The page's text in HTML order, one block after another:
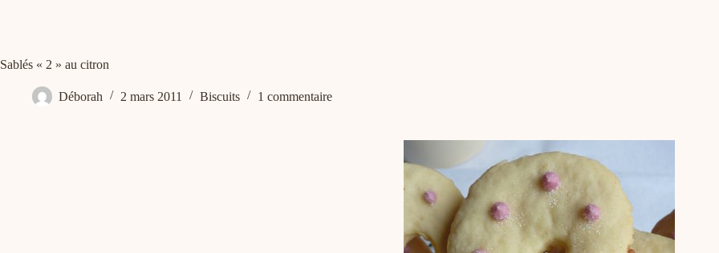
Sablés « 2 » au citron
Déborah 2 mars 2011 Biscuits 1 commentaire